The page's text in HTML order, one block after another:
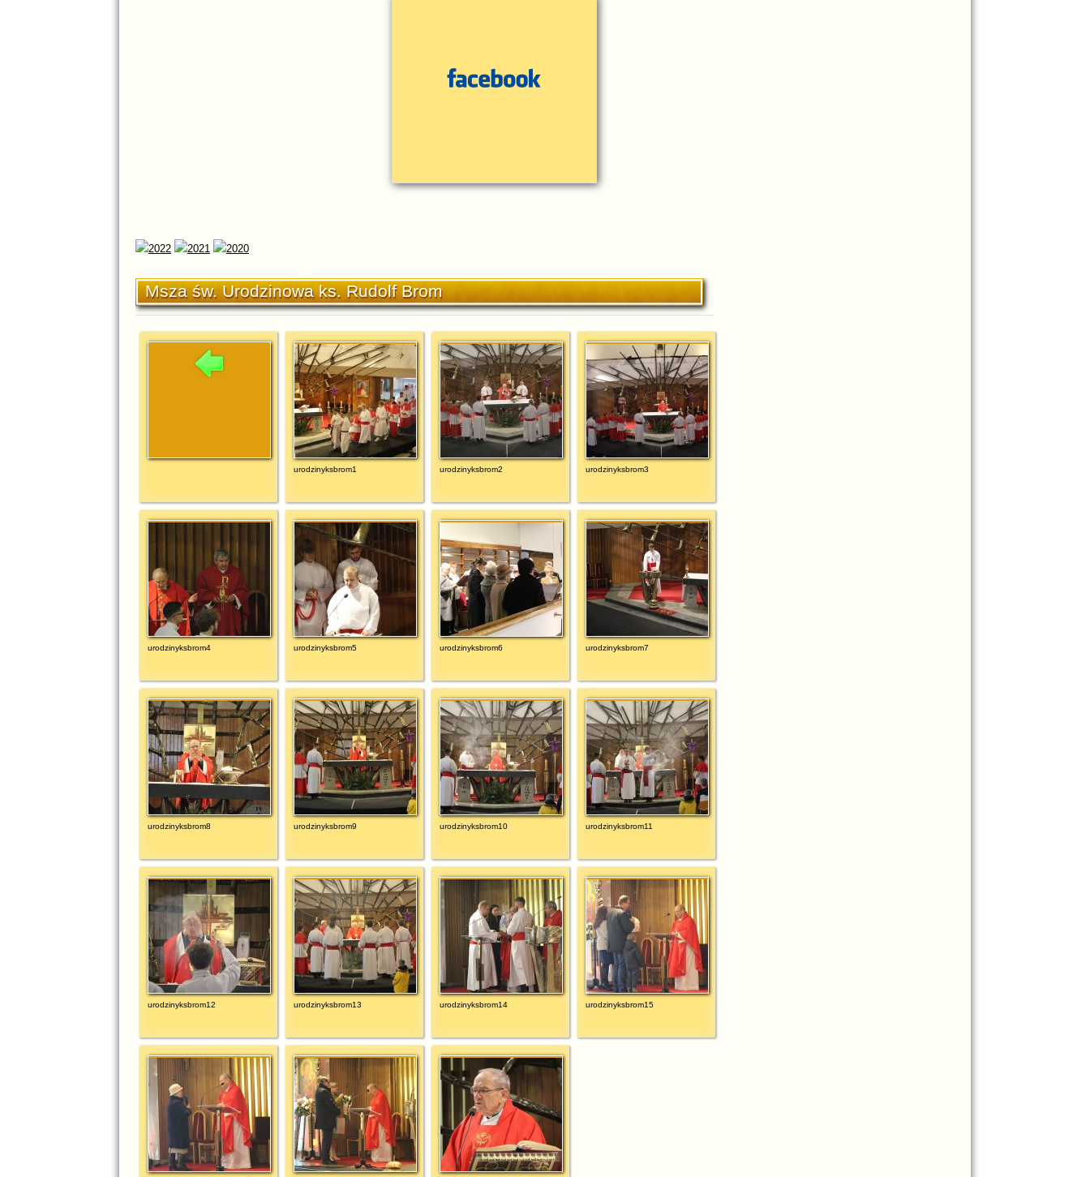
Msza św. Urodzinowa ks. Rudolf Brom
urodzinyksbrom1 urodzinyksbrom2 urodzinyksbrom3
urodzinyksbrom4 urodzinyksbrom5 urodzinyksbrom6 urodzinyksbrom7
urodzinyksbrom8 urodzinyksbrom9 urodzinyksbrom10 urodzinyksbrom11
urodzinyksbrom12 urodzinyksbrom13 urodzinyksbrom14 urodzinyksbrom15